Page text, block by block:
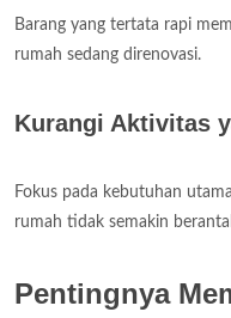
Barang yang tertata rapi
rumah sedang direnovasi.
Kurangi Aktivitas
Fokus pada kebutuhan
rumah tidak semakin
Pentingnya